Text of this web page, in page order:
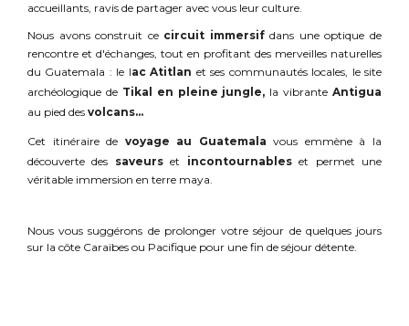
accueillants, ravis de partager avec vous leur culture.
Nous avons construit ce circuit immersifdans une optique de
rencontre et d'échanges, tout en profitant des merveilles naturelles
du Guatemala : le lac Atitlan et ses communautés locales, le site
archéologique de Tikal en pleine jungle, la vibrante Antigua
au pied des volcans…
Cet itinéraire de voyage au Guatemalavous emmène à la
découverte des saveurset incontournableset permet une
véritable immersion en terre maya.
Nous vous suggérons de prolonger votre séjour de quelques jours
sur la côte Caraïbes ou Pacifique pour une fin de séjour détente.